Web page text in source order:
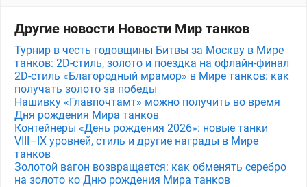
Другие новости Новости Мир танков
Турнир в честь годовщины Битвы за Москву в Мире
танков: 2D-стиль, золото и поездка на офлайн-финал
2D-стиль «Благородный мрамор» в Мире танков: как
получать золото за победы
Нашивку «Главпочтамт» можно получить во время
Дня рождения Мира танков
Контейнеры «День рождения 2026»: новые танки
VIII–IX уровней, стиль и другие награды в Мире
танков
Золотой вагон возвращается: как обменять серебро
на золото ко Дню рождения Мира танков